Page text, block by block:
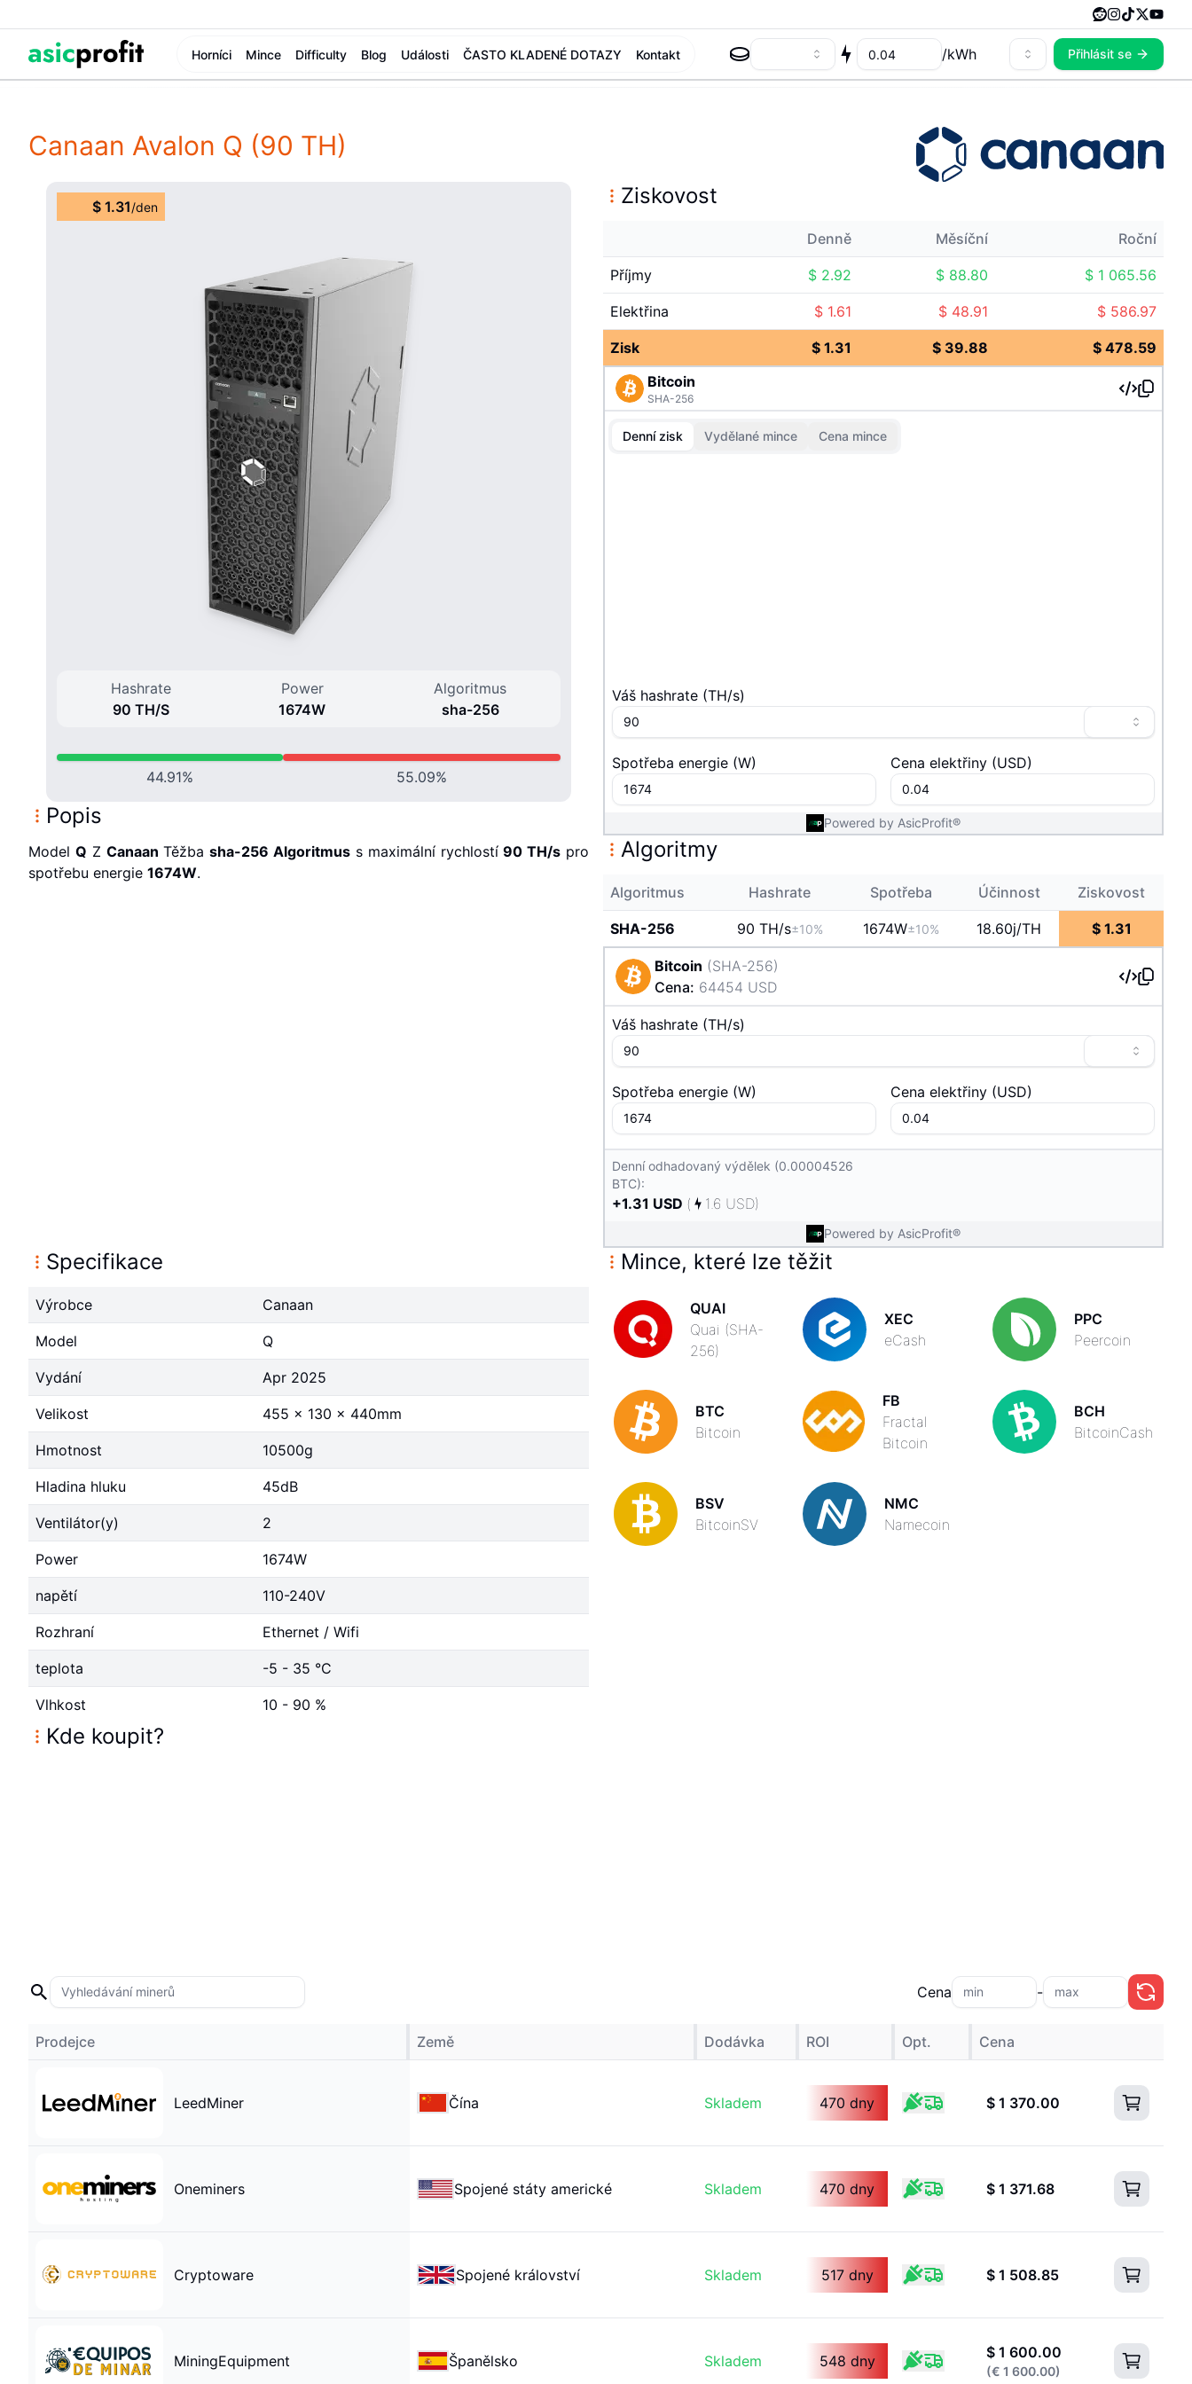
Horníci Mince Difficulty Blog Události ČASTO KLADENÉ DOTAZY Kontakt /kWh Přihlásit se
Canaan Avalon Q (90 TH)
$ 1.31/den
Hashrate
90 TH/S
Power
1674W
Algoritmus
sha-256
44.91% 55.09%
Popis
Model Q Z Canaan Těžba sha-256 Algoritmus s maximální rychlostí 90 TH/s pro
spotřebu energie 1674W.
Ziskovost
Denně Měsíční Roční
Příjmy $ 2.92 $ 88.80 $ 1 065.56
Elektřina $ 1.61 $ 48.91 $ 586.97
Zisk $ 1.31 $ 39.88 $ 478.59
Bitcoin
SHA-256
Denní zisk Vydělané mince Cena mince
Váš hashrate (TH/s)
Spotřeba energie (W) Cena elektřiny (USD)
Powered by AsicProfit®
Algoritmy
Algoritmus Hashrate Spotřeba Účinnost Ziskovost
SHA-256 90 TH/s±10% 1674W±10% 18.60j/TH $ 1.31
Bitcoin (SHA-256)
Cena: 64454 USD
Váš hashrate (TH/s)
Spotřeba energie (W) Cena elektřiny (USD)
Denní odhadovaný výdělek (0.00004526
BTC):
+1.31 USD ( 1.6 USD)
Powered by AsicProfit®
Specifikace
Výrobce Canaan
Model Q
Vydání Apr 2025
Velikost 455 x 130 x 440mm
Hmotnost 10500g
Hladina hluku 45dB
Ventilátor(y) 2
Power 1674W
napětí 110-240V
Rozhraní Ethernet / Wifi
teplota -5 - 35 °C
Vlhkost 10 - 90 %
Mince, které lze těžit
QUAI
Quai (SHA-
256)
XEC
eCash
PPC
Peercoin
BTC
Bitcoin
FB
Fractal
Bitcoin
BCH
BitcoinCash
BSV
BitcoinSV
NMC
Namecoin
Kde koupit?
Cena -
Prodejce Země Dodávka ROI Opt. Cena
LeedMiner Čína Skladem 470 dny $ 1 370.00
Oneminers Spojené státy americké Skladem 470 dny $ 1 371.68
Cryptoware Spojené království Skladem 517 dny $ 1 508.85
MiningEquipment Španělsko Skladem 548 dny $ 1 600.00
(€ 1 600.00)